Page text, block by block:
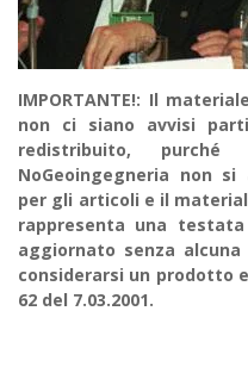
IMPORTANTE!: Il
non ci siano avvisi
redistribuito,
NoGeoingegneria non
per gli articoli e il
rappresenta una
aggiornato senza
considerarsi un prodotto
62 del 7.03.2001.